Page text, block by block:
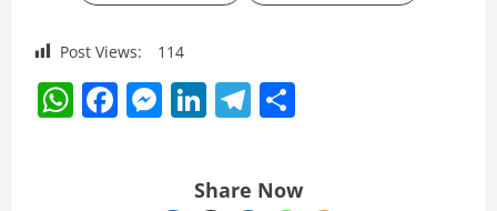
Post Views: 114
WhatsApp
Facebook
Messenger
LinkedIn
Telegram
Share Now